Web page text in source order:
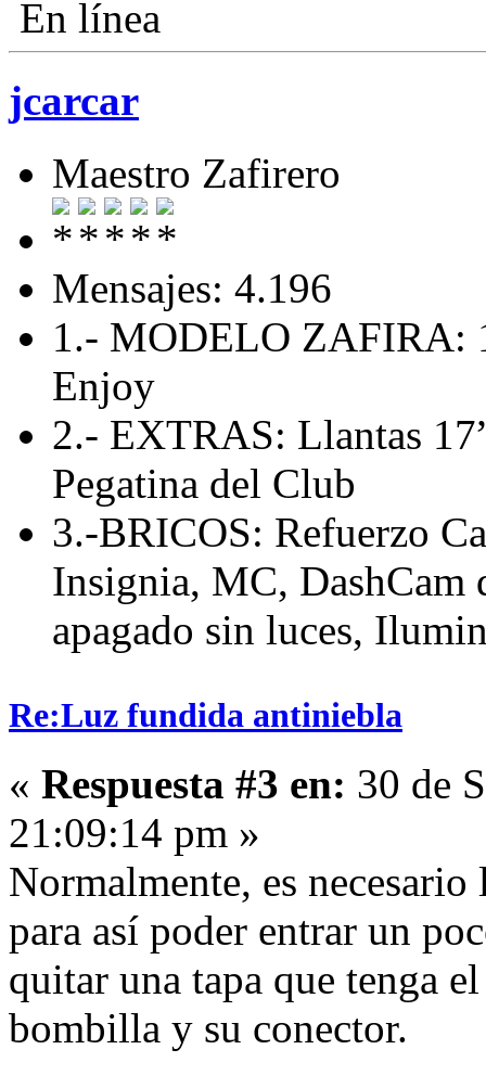
En línea
jcarcar
Maestro Zafirero
Mensajes: 4.196
1.- MODELO ZAFIRA:
Enjoy
2.- EXTRAS: Llantas
Pegatina del Club
3.-BRICOS: Refuerzo
Insignia, MC, DashCam
apagado sin luces,
Re:Luz fundida antiniebla
« Respuesta #3 en: 30 de
21:09:14 pm »
Normalmente, es
para así poder entrar un
quitar una tapa que tenga
bombilla y su conector.